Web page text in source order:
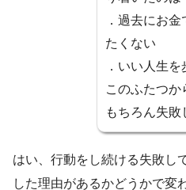
．過去にお
たくない
．いい人生
このふたつか
もちろん失
はい、行動をし続ける失敗し
した理由があるかどうかで変